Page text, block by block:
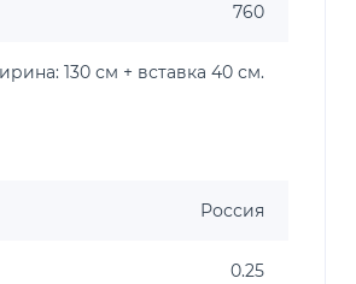
760
130 см + вставка 40 см.
Россия
0.25